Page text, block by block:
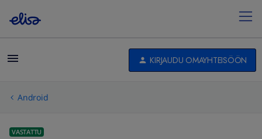
KIRJAUDU OMAYHTEISÖÖN
Android
VASTATTU